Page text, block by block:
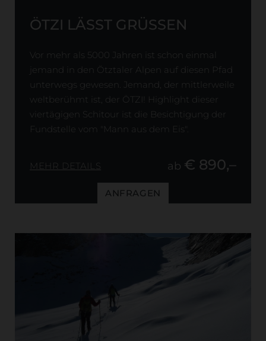
ÖTZI LÄSST GRÜSSEN
Vor mehr als 5000 Jahren ist schon einmal
jemand in den Ötztaler Alpen auf diesen Pfad
unterwegs gewesen. Jemand, der mittlerweile
weltberühmt ist, der ÖTZI! Highlight dieser
viertägigen Schitour ist die Besichtigung der
Fundstelle vom "Mann aus dem Eis".
MEHR DETAILS ab € 890,–
ANFRAGEN